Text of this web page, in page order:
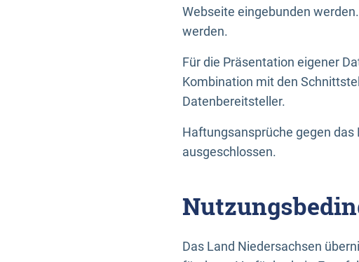
Webseite eingebunden
werden.
Für die Präsentation eigener
Kombination mit den
Datenbereitsteller.
Haftungsansprüche gegen
ausgeschlossen.
Das Land Niedersachsen